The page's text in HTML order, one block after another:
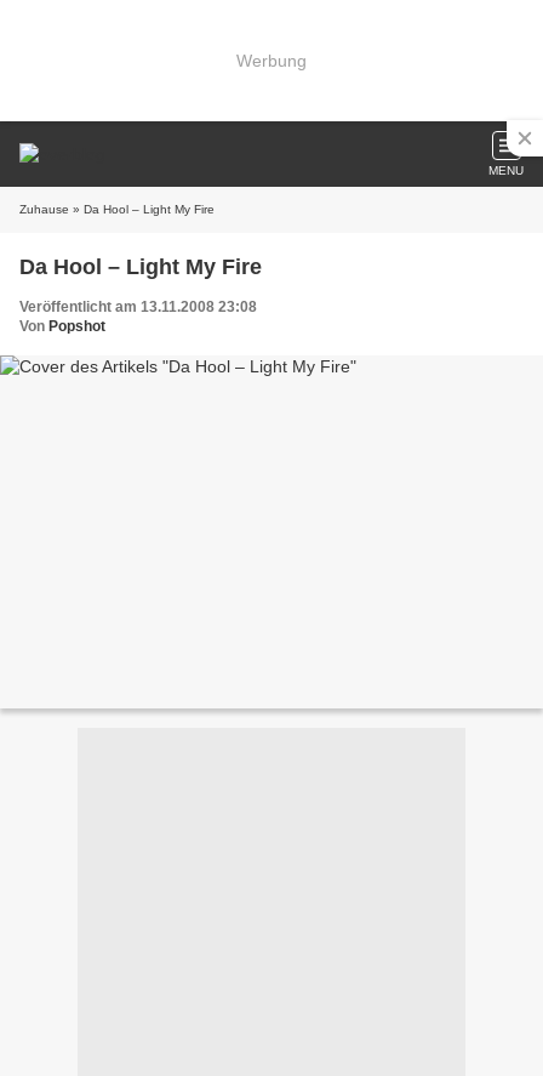
Werbung
MENU
Zuhause » Da Hool – Light My Fire
Da Hool – Light My Fire
Veröffentlicht am 13.11.2008 23:08
Von Popshot